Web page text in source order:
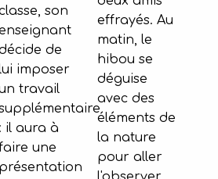
son
de
imposer
travail
: il aura à
une
présentation
effrayés. Au
matin, le
hibou se
déguise
avec des
éléments de
la nature
pour aller